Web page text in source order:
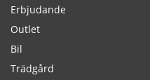
Erbjudande
Outlet
Bil
Trädgård